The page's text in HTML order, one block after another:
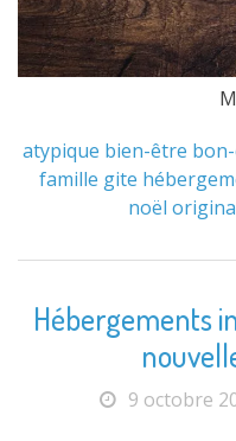
atypique bien-être
famille gite
noël
Hébergements
9 octobre